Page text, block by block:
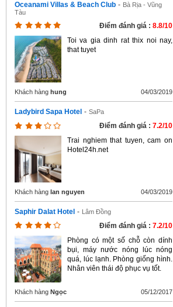
Oceanami Villas & Beach Club - Bà Rịa - Vũng
Tàu
Điểm đánh giá : 8.8/10
Toi va gia dinh rat thix noi nay,
that tuyet
Khách hàng hung 04/03/2019
Ladybird Sapa Hotel - SaPa
Điểm đánh giá : 7.2/10
Trai nghiem that tuyen, cam on
Hotel24h.net
Khách hàng lan nguyen 04/03/2019
Saphir Dalat Hotel - Lâm Đồng
Điểm đánh giá : 7.2/10
Phòng có một số chỗ còn dính
bụi, máy nước nóng lúc nóng
quá, lúc lạnh. Phòng giống hình.
Nhân viên thái độ phục vụ tốt.
Khách hàng Ngọc 05/12/2017